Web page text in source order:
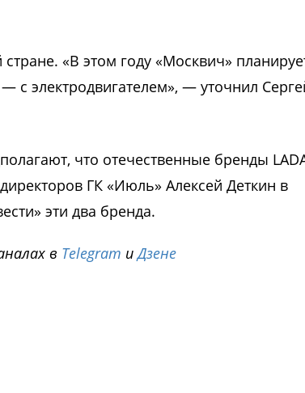
«В этом году «Москвич»
с электродвигателем», — уточнил
что отечественные бренды
ГК «Июль» Алексей Деткин в
эти два бренда.
в Telegram иДзене